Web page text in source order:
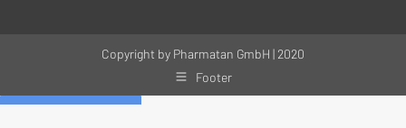
Copyright by Pharmatan GmbH | 2020
Footer